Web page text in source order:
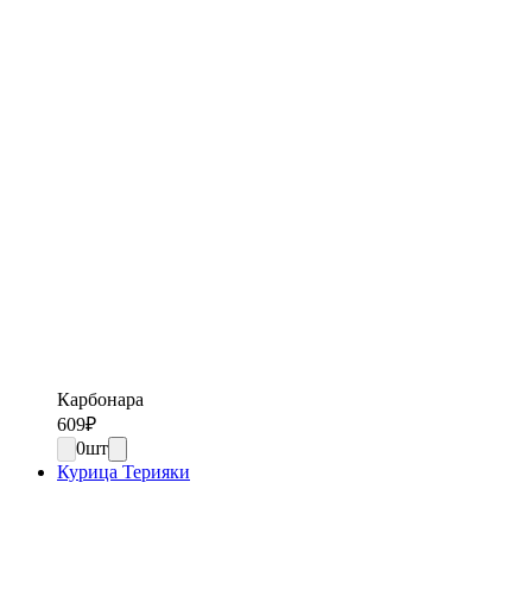
Карбонара
609₽
0шт
Курица Терияки